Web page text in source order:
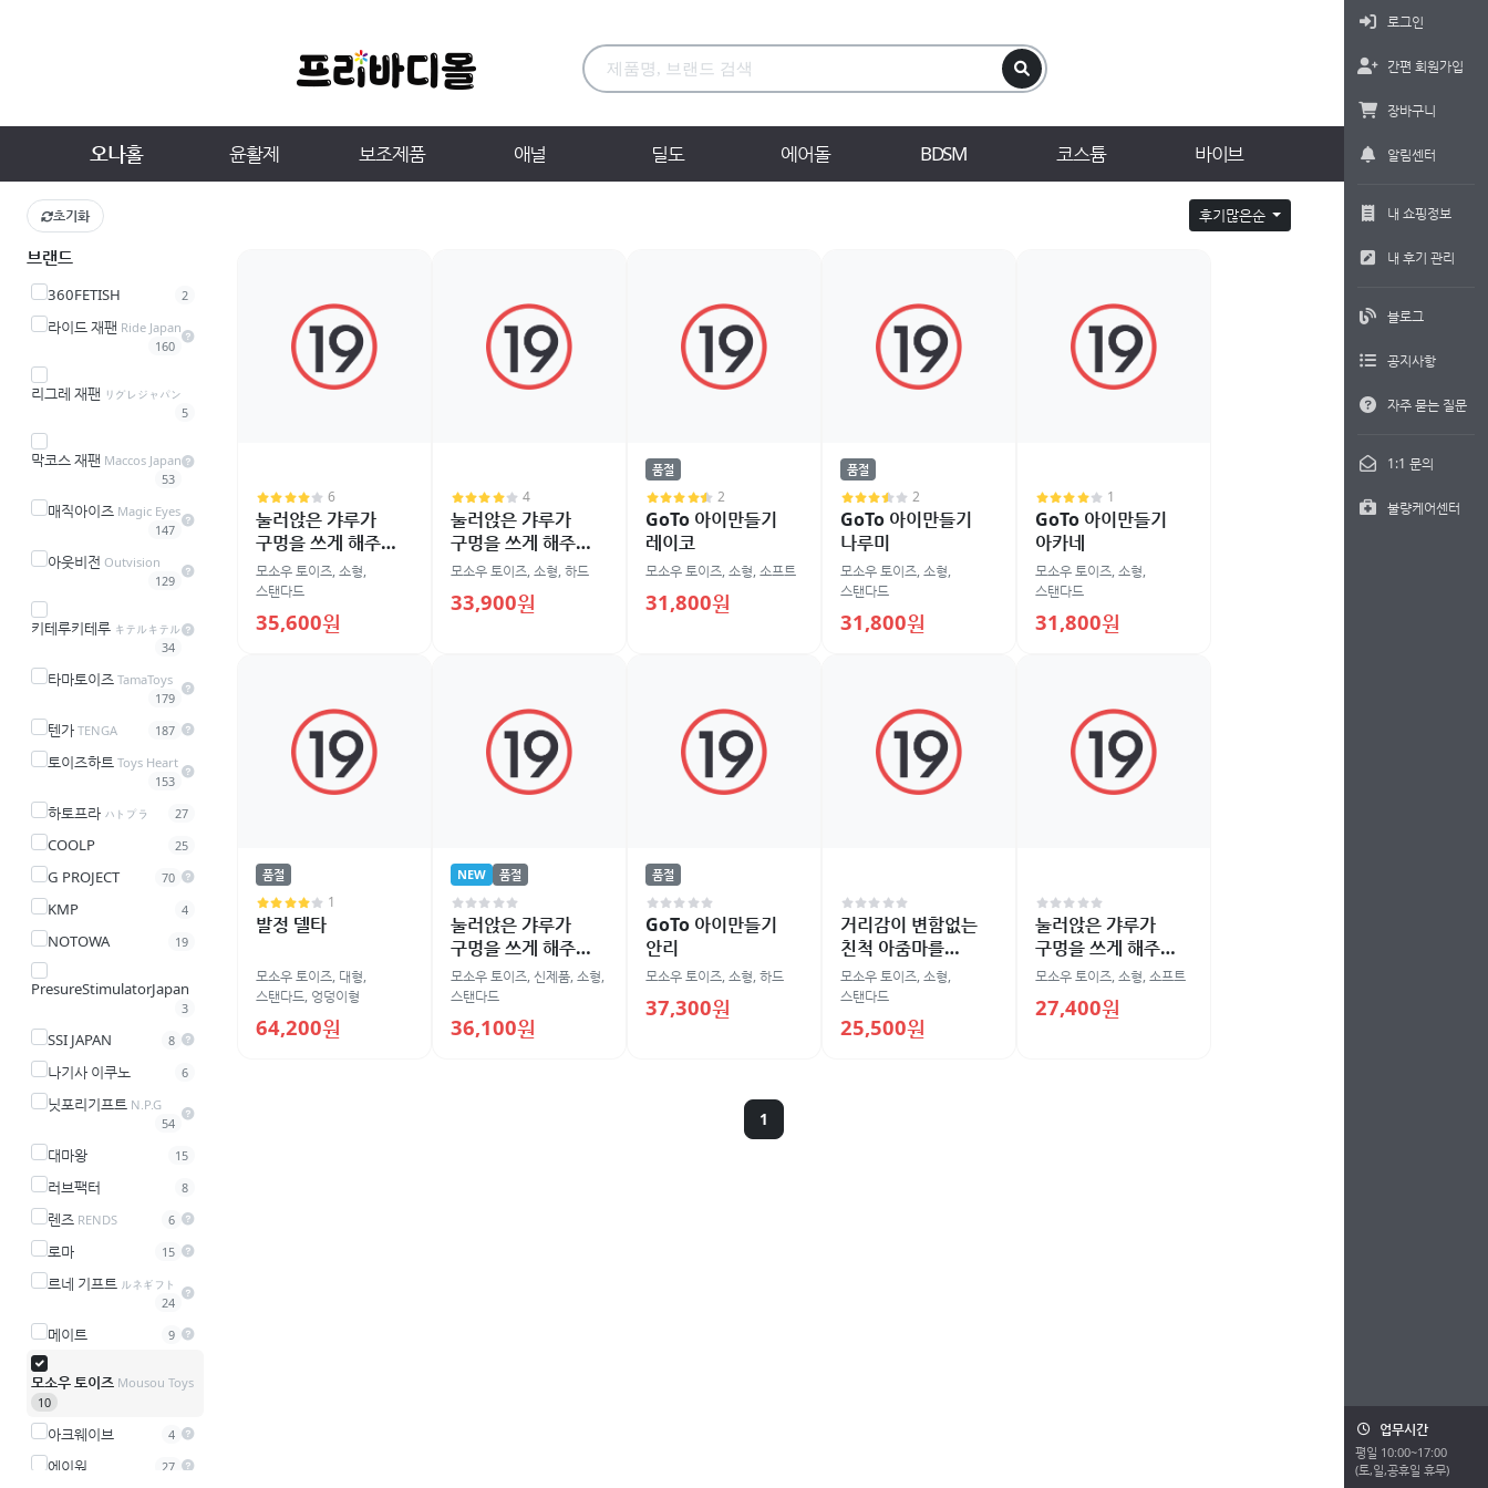
오나홀 윤활제 보조제품 애널 딜도 에어돌 BDSM 코스튬 바이브
로그인
간편 회원가입
장바구니
알림센터
내 쇼핑정보
내 후기 관리
블로그
공지사항
자주 묻는 질문
1:1 문의
불량케어센터
업무시간
평일 10:00~17:00
(토,일,공휴일 휴무)
초기화
브랜드
360FETISH 2
라이드 재팬 Ride Japan
160
리그레 재팬 リグレジャパン
5
막코스 재팬 Maccos Japan
53
매직아이즈 Magic Eyes
147
아웃비전 Outvision
129
키테루키테루 キテルキテル
34
타마토이즈 TamaToys
179
텐가 TENGA 187
토이즈하트 Toys Heart
153
하토프라 ハトプラ 27
COOLP 25
G PROJECT 70
KMP 4
NOTOWA 19
PresureStimulatorJapan
3
SSI JAPAN 8
나기사 이쿠노 6
닛포리기프트 N.P.G
54
대마왕 15
러브팩터 8
렌즈 RENDS 6
로마 15
르네 기프트 ルネギフト
24
메이트 9
모소우 토이즈 Mousou Toys
10
아크웨이브 4
에이원 27
후기많은순
6
눌러앉은 갸루가
구멍을 쓰게 해주는
이야기 오나홀 3
모소우 토이즈,소형,
스탠다드
35,600원
4
눌러앉은 갸루가
구멍을 쓰게 해주는
이야기 오나홀 2
모소우 토이즈,소형,하드
33,900원
품절
2
GoTo 아이만들기
레이코
모소우 토이즈,소형,소프트
31,800원
품절
2
GoTo 아이만들기
나루미
모소우 토이즈,소형,
스탠다드
31,800원
1
GoTo 아이만들기
아카네
모소우 토이즈,소형,
스탠다드
31,800원
품절
1
발정 델타
모소우 토이즈, 대형,
스탠다드, 엉덩이형
64,200원
NEW 품절
눌러앉은 갸루가
구멍을 쓰게 해주는
이야기 오나홀 4
모소우 토이즈,신제품,소형,
스탠다드
36,100원
품절
GoTo 아이만들기
안리
모소우 토이즈,소형,하드
37,300원
거리감이 변함없는
친척 아줌마를
욕실에서 참교육
모소우 토이즈,소형,
스탠다드
25,500원
눌러앉은 갸루가
구멍을 쓰게 해주는
이야기 오나홀
모소우 토이즈,소형,소프트
27,400원
1